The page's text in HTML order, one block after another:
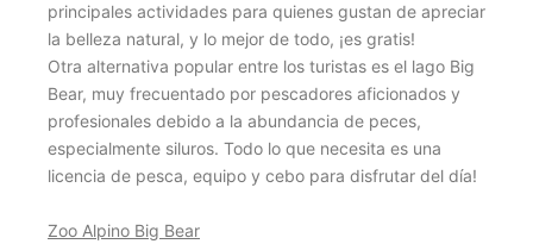
principales actividades para quienes gustan de apreciar
la belleza natural, y lo mejor de todo, ¡es gratis!
Otra alternativa popular entre los turistas es el lago Big
Bear, muy frecuentado por pescadores aficionados y
profesionales debido a la abundancia de peces,
especialmente siluros. Todo lo que necesita es una
licencia de pesca, equipo y cebo para disfrutar del día!
Zoo Alpino Big Bear